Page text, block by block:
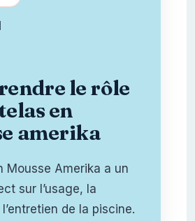
le rôle
en
amerika
Mousse Amerika a un
sur l’usage, la
de la piscine.